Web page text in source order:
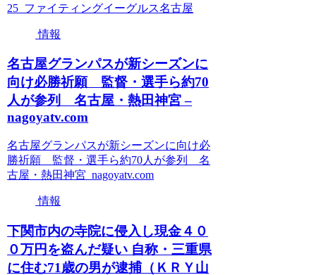
25 ファイティングイーグルス名古屋
情報
名古屋グランパスが新シーズンに
向け必勝祈願 監督・選手ら約70
人が参列 名古屋・熱田神宮 –
nagoyatv.com
名古屋グランパスが新シーズンに向け必
勝祈願 監督・選手ら約70人が参列 名
古屋・熱田神宮 nagoyatv.com
情報
下関市内の寺院に侵入し現金４０
０万円を盗んだ疑い 自称・三重県
に住む71歳の男が逮捕（ＫＲＹ山